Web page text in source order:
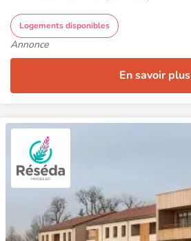
Logements disponibles
Annonce
En savoir plus